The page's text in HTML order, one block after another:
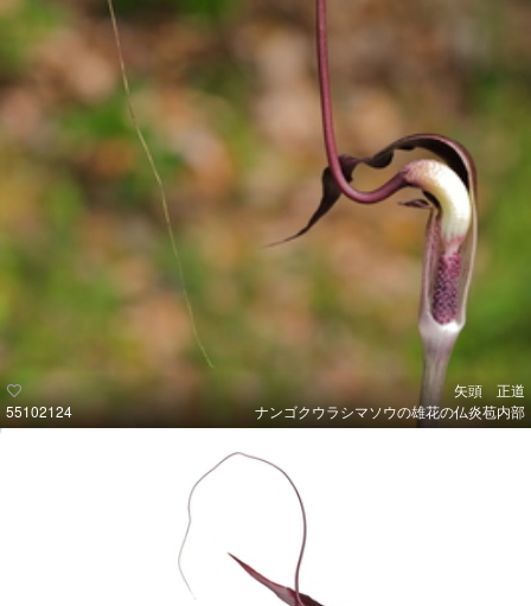
55102124
矢頭 正道
ナンゴクウラシマソウの雄花の仏炎苞内部